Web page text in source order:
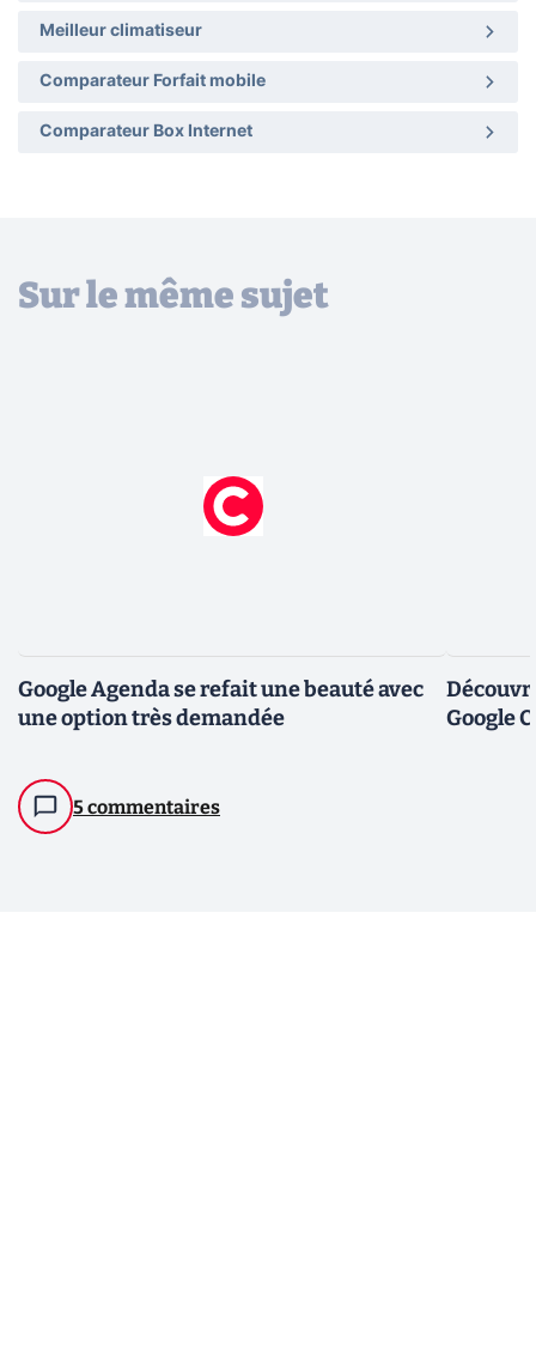
Meilleur climatiseur
Comparateur Forfait mobile
Comparateur Box Internet
Sur le même sujet
Google Agenda se refait une beauté avec
une option très demandée
5 commentaires
Google